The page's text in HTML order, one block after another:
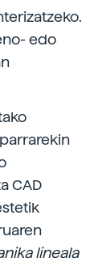
edo
CAD
lineala